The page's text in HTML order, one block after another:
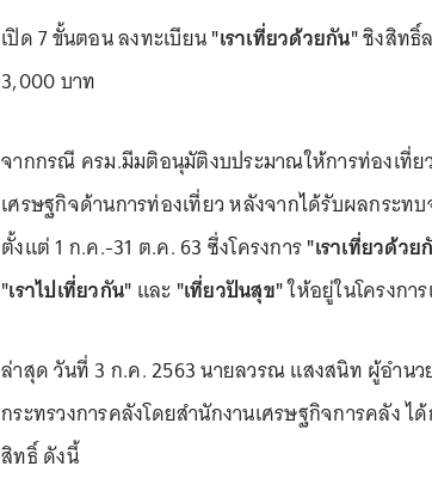
เปิด 7 ขั้นตอน ลงทะเบียน"เราเที่ยวด้วยกัน"ชิงสิทธิ์
3,000 บาท
จากกรณี ครม.มีมติอนุมัติงบประมาณให้การท่องเที่
เศรษฐกิจด้านการท่องเที่ยว หลังจากได้รับผลกระทบ
ตั้งแต่ 1 ก.ค.-31 ต.ค. 63 ซึ่งโครงการ"เราเที่ยวด้วย
"เราไปเที่ยวกัน" และ "เที่ยวปันสุข"ให้อยู่ในโครงกา
ล่าสุด วันที่ 3 ก.ค. 2563 นายลวรณ แสงสนิท ผู้อำนว
กระทรวงการคลังโดยสำนักงานเศรษฐกิจการคลัง
สิทธิ์ ดังนี้